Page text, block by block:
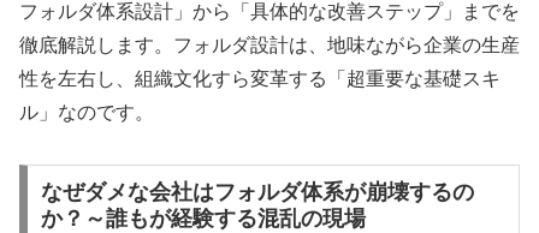
フォルダ体系設計」から「具体的な改善ステップ」までを
徹底解説します。フォルダ設計は、地味ながら企業の生産
性を左右し、組織文化すら変革する「超重要な基礎スキ
ル」なのです。
なぜダメな会社はフォルダ体系が崩壊するの
か？～誰もが経験する混乱の現場